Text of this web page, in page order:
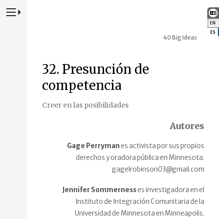
EN
ES
Presione para alternar la navegación principal del sitio web
40 Big Ideas
32. Presunción de
competencia
Creer en las posibilidades
Autores
Gage Perryman es activista por sus propios
derechos y oradora pública en Minnesota.
gagelrobinson03@gmail.com
Jennifer Sommernesses investigadora en el
Instituto de Integración Comunitaria de la
Universidad de Minnesota en Minneapolis.